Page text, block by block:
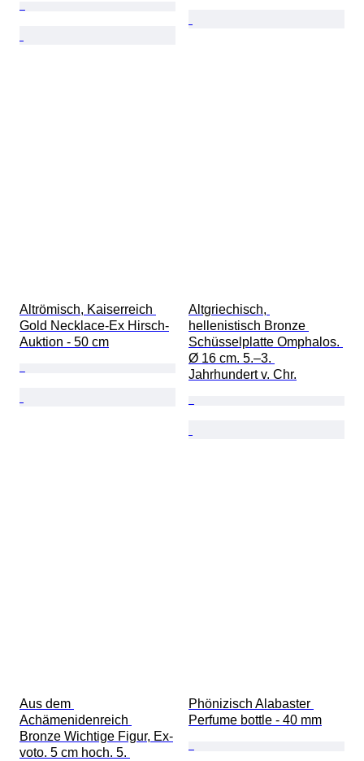
Altrömisch, Kaiserreich
Gold Necklace-Ex Hirsch-
Auktion - 50 cm
Altgriechisch,
hellenistisch Bronze
Schüsselplatte Omphalos.
Ø 16 cm. 5.–3.
Jahrhundert v. Chr.
Aus dem
Achämenidenreich
Bronze Wichtige Figur, Ex-
voto. 5 cm hoch. 5.
Phönizisch Alabaster
Perfume bottle - 40 mm